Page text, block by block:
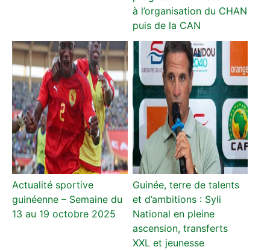
à l’organisation du CHAN
puis de la CAN
Actualité sportive
guinéenne – Semaine du
13 au 19 octobre 2025
Guinée, terre de talents
et d’ambitions : Syli
National en pleine
ascension, transferts
XXL et jeunesse